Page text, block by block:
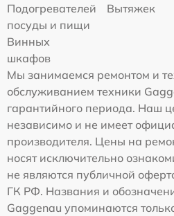
Подогревателей
посуды и пищи
Вытяжек
Винных
шкафов
Мы занимаемся ремонтом и
обслуживанием техники
гарантийного периода. Наш
независимо и не имеет
производителя. Цены на
носят исключительно
не являются публичной
ГК РФ. Названия и
Gaggenau упоминаются